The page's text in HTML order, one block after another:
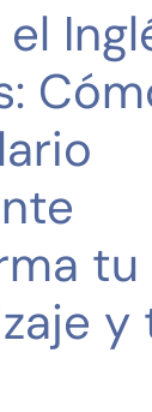
tu
y